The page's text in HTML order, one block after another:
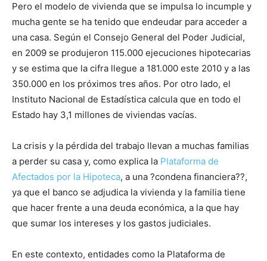
Pero el modelo de vivienda que se impulsa lo incumple y
mucha gente se ha tenido que endeudar para acceder a
una casa. Según el Consejo General del Poder Judicial,
en 2009 se produjeron 115.000 ejecuciones hipotecarias
y se estima que la cifra llegue a 181.000 este 2010 y a las
350.000 en los próximos tres años. Por otro lado, el
Instituto Nacional de Estadística calcula que en todo el
Estado hay 3,1 millones de viviendas vacías.
La crisis y la pérdida del trabajo llevan a muchas familias
a perder su casa y, como explica la Plataforma de
Afectados por la Hipoteca, a una ?condena financiera??,
ya que el banco se adjudica la vivienda y la familia tiene
que hacer frente a una deuda económica, a la que hay
que sumar los intereses y los gastos judiciales.
En este contexto, entidades como la Plataforma de